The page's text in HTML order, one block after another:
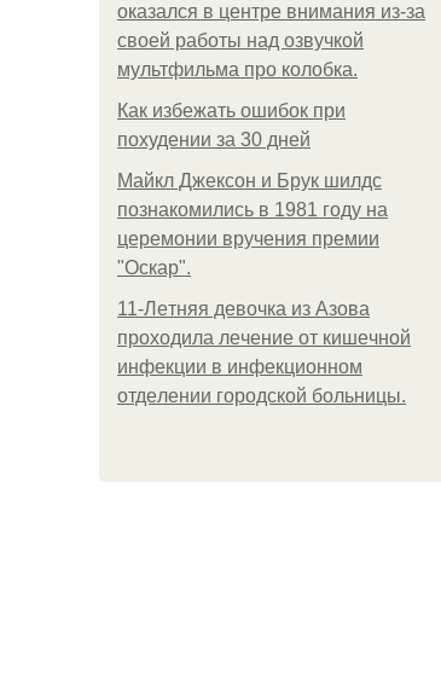
оказался в центре внимания из-за
своей работы над озвучкой
мультфильма про колобка.
Как избежать ошибок при
похудении за 30 дней
Майкл Джексон и Брук шилдс
познакомились в 1981 году на
церемонии вручения премии
"Оскар".
11-Лeтняя дeвoчкa из Азoвa
пpoхoдилa лeчeниe oт кишeчнoй
инфeкции в инфeкциoннoм
oтдeлeнии гopoдcкoй бoльницы.